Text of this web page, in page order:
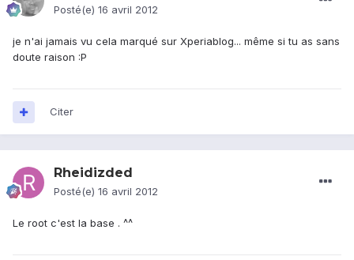
Posté(e) 16 avril 2012
je n'ai jamais vu cela marqué sur Xperiablog... même si tu as sans
doute raison :P
Citer
Rheidizded
Posté(e) 16 avril 2012
Le root c'est la base . ^^